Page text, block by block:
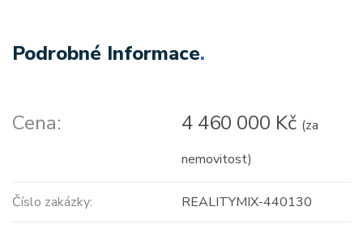
Podrobné Informace.
Cena: 4 460 000 Kč (za
nemovitost)
Číslo zakázky: REALITYMIX-440130